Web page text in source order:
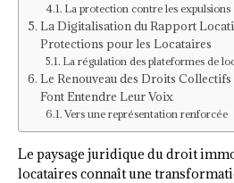
La protection contre les expulsions
La Digitalisation du Rapport
Protections pour les Locataires
La régulation des plateformes de
Le Renouveau des Droits
Font Entendre Leur Voix
Vers une représentation renforcée
Le paysage juridique du droit
locataires connaît une